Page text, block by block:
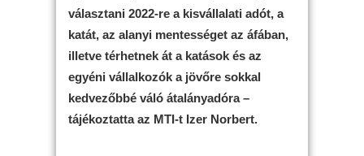
választani 2022-re a kisvállalati adót, a
katát, az alanyi mentességet az áfában,
illetve térhetnek át a katások és az
egyéni vállalkozók a jövőre sokkal
kedvezőbbé váló átalányadóra –
tájékoztatta az MTI-t Izer Norbert.